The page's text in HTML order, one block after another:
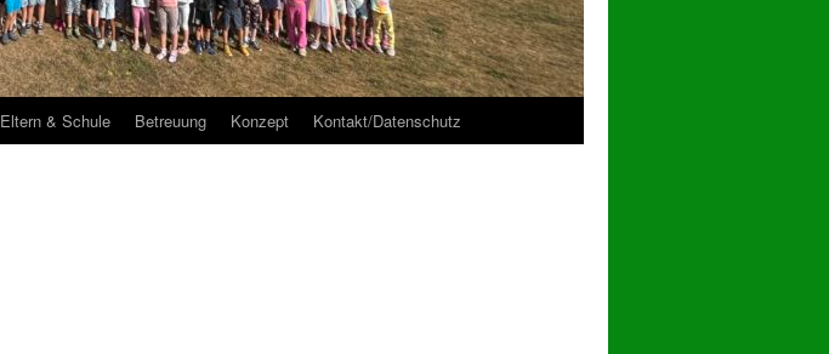
Eltern & Schule Betreuung Konzept Kontakt/Datenschutz